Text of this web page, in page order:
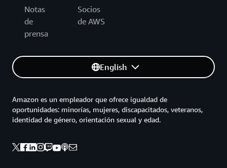
Notas
de
prensa
Socios
de AWS
English
Amazon es un empleador que ofrece igualdad de
oportunidades: minorías, mujeres, discapacitados, veteranos,
identidad de género, orientación sexual y edad.